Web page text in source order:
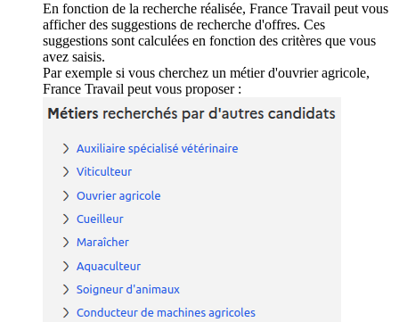
En fonction de la recherche réalisée, France Travail peut vous
afficher des suggestions de recherche d'offres. Ces
suggestions sont calculées en fonction des critères que vous
avez saisis.
Par exemple si vous cherchez un métier d'ouvrier agricole,
France Travail peut vous proposer :